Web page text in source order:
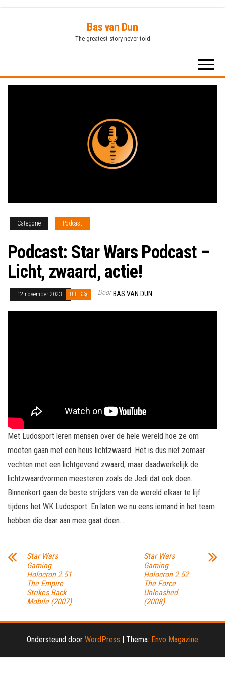
inhoud
Bas van Dun
The greatest story never told
Categorie Podcast
Podcast: Star Wars Podcast –
Licht, zwaard, actie!
12 november 2023 Uit Door BAS VAN DUN
Met Ludosport leren mensen over de hele wereld hoe ze om
moeten gaan met een heus lichtzwaard. Het is dus niet zomaar
vechten met een lichtgevend zwaard, maar daadwerkelijk de
lichtzwaardvormen meesteren zoals de Jedi dat ook doen.
Binnenkort gaan de beste strijders van de wereld elkaar te lijf
tijdens het WK Ludosport. En laten we nu eens iemand in het team
hebben die daar aan mee gaat doen…
Star Wars
Gaming
Holocron 2.51
The Empire
Strikes Back
Mobile (2007)
Star Wars
Gaming
Holocron 2.52
The Force
Unleashed
(2008)
Ondersteund door WordPress | Thema: Envo Magazine